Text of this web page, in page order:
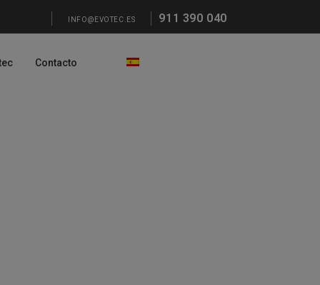
INFO@EVOTEC.ES 911 390 040
Contacto